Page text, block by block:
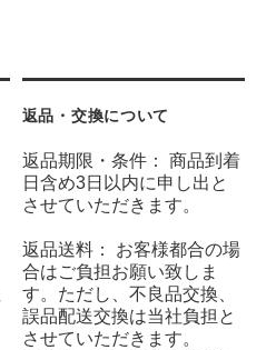
返品・交換について
返品期限・条件： 商品到着
日含め3日以内に申し出と
させていただきます。
返品送料： お客様都合の場
合はご負担お願い致しま
す。ただし、不良品交換、
誤品配送交換は当社負担と
させていただきます。